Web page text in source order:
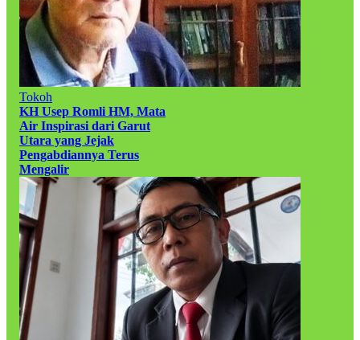
Tokoh
KH Usep Romli HM, Mata
Air Inspirasi dari Garut
Utara yang Jejak
Pengabdiannya Terus
Mengalir